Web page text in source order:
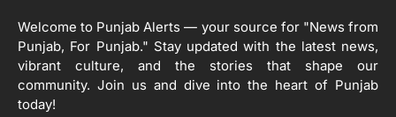
ਖੇਤੀਬਾੜੀ ਵਿਭਾਗ ਵੱਲੋਂ ‘ਮਿਸ਼ਨ ਫਾਰ ਕਾਟਨ
ਪ੍ਰੋਡਕਟੀਵਿਟੀ’ ਅਧੀਨ ਪਿੰਡ ਬਧਾਈ ਵਿਖੇ ‘ਖੇਤ
ਦਿਵਸ’ ਆਯੋਜਿਤ
Editor
Welcome to Punjab Alerts — your source for "News from
Punjab, For Punjab." Stay updated with the latest news,
vibrant culture, and the stories that shape our
community. Join us and dive into the heart of Punjab
today!